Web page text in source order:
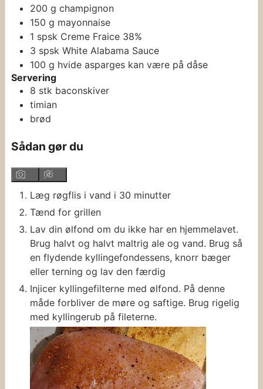
200 g champignon
150 g mayonnaise
1 spsk Creme Fraice 38%
3 spsk White Alabama Sauce
100 g hvide asparges kan være på dåse
Servering
8 stk baconskiver
timian
brød
Sådan gør du
Læg røgflis i vand i 30 minutter
Tænd for grillen
Lav din ølfond om du ikke har en hjemmelavet.
Brug halvt og halvt maltrig ale og vand. Brug så
en flydende kyllingefondessens, knorr bæger
eller terning og lav den færdig
Injicer kyllingefilterne med ølfond. På denne
måde forbliver de møre og saftige. Brug rigelig
med kyllingerub på fileterne.